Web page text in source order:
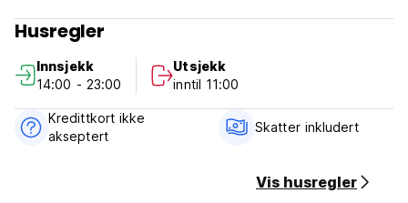
Tulamben ligger i den rolige delen av Bali, så normalt ingen
masseturisme, men likevel har vi alt du trenger.
Alle priser er uten frokost. Fra juli 2023 serverer vi frokost
igjen for IDR 50.000 pp. (Auto-translated from original
language)
Husregler
Innsjekk
14:00 - 23:00
Utsjekk
inntil 11:00
Kredittkort ikke
akseptert
Skatter inkludert
Vis husregler